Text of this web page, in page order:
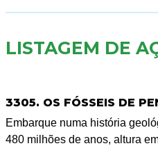
LISTAGEM DE
3305. OS FÓSSEIS DE
Embarque numa história
480 milhões de anos, altura